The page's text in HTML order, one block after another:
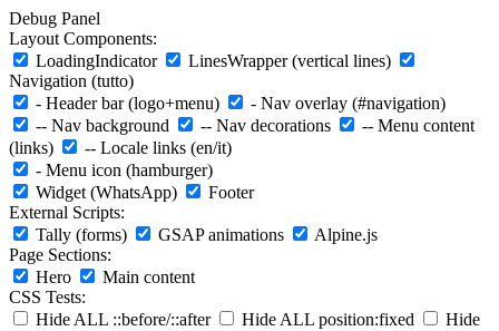
Debug Panel
Layout Components:
LoadingIndicator
LinesWrapper (vertical lines)
Navigation (tutto)
- Header bar (logo+menu)
- Nav overlay (#navigation)
-- Nav background
-- Nav decorations
-- Menu content
(links)
-- Locale links (en/it)
- Menu icon (hamburger)
Widget (WhatsApp)
Footer
External Scripts:
Tally (forms)
GSAP animations
Alpine.js
Page Sections:
Hero
Main content
CSS Tests:
Hide ALL ::before/::after
Hide ALL position:fixed
Hide